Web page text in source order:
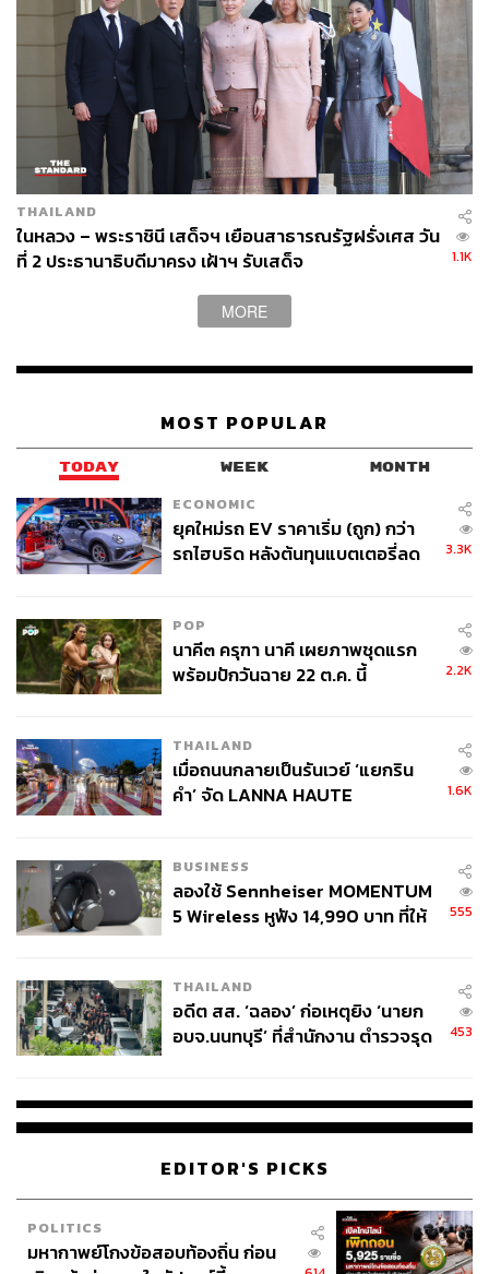
THAILAND
ในหลวง – พระราชินี เสด็จฯ เยือนสาธารณรัฐฝรั่งเศส วัน
ที่ 2 ประธานาธิบดีมาครง เฝ้าฯ รับเสด็จ
1.1K
MORE
MOST POPULAR
TODAY WEEK MONTH
ECONOMIC
ยุคใหม่รถ EV ราคาเริ่ม (ถูก) กว่า
รถไฮบริด หลังต้นทุนแบตเตอรี่ลด
3.3K
POP
นาคี๓ ครุฑา นาคี เผยภาพชุดแรก
พร้อมปักวันฉาย 22 ต.ค. นี้
2.2K
THAILAND
เมื่อถนนกลายเป็นรันเวย์ ‘แยกริน
คำ’ จัด LANNA HAUTE
1.6K
BUSINESS
ลองใช้ Sennheiser MOMENTUM
5 Wireless หูฟัง 14,990 บาท ที่ให้
555
THAILAND
อดีต สส. ‘ฉลอง’ ก่อเหตุยิง ‘นายก
อบจ.นนทบุรี’ ที่สำนักงาน ตำรวจรุด
453
EDITOR'S PICKS
POLITICS
มหากาพย์โกงข้อสอบท้องถิ่น ก่อน